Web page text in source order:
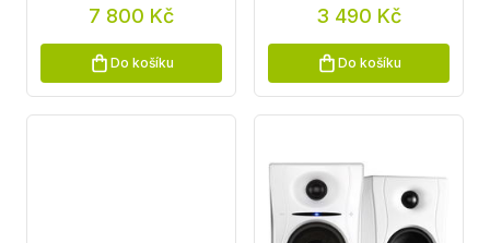
7 800 Kč
Do košíku
3 490 Kč
Do košíku